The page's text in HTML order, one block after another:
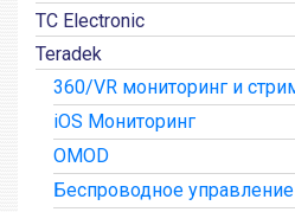
TC Electronic
Teradek
360/VR мониторинг и
iOS Мониторинг
OMOD
Беспроводное